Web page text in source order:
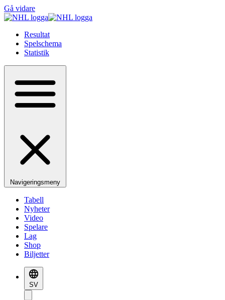
Gå vidare
Resultat
Spelschema
Statistik
Navigeringsmeny
Tabell
Nyheter
Video
Spelare
Lag
Shop
Biljetter
SV